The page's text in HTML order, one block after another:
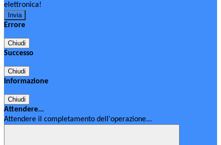
elettronica!
Errore
Chiudi
Successo
Chiudi
Informazione
Chiudi
Attendere...
Attendere il completamento dell'operazione...